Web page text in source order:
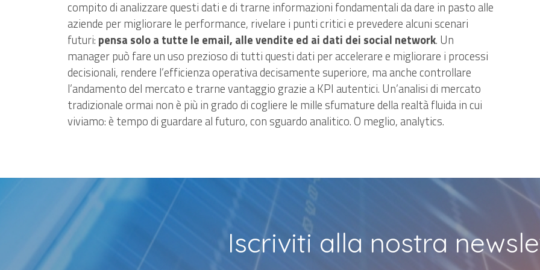
compito di analizzare questi dati e di trarne informazioni fondamentali da dare in pasto alle
aziende per migliorare le performance, rivelare i punti critici e prevedere alcuni scenari
futuri: pensa solo a tutte le email, alle vendite ed ai dati dei social network. Un
manager può fare un uso prezioso di tutti questi dati per accelerare e migliorare i processi
decisionali, rendere l’efficienza operativa decisamente superiore, ma anche controllare
l’andamento del mercato e trarne vantaggio grazie aKPI autentici. Un’analisi di mercato
tradizionale ormai non è più in grado di cogliere le mille sfumature della realtà fluida in cui
viviamo: è tempo di guardare al futuro, con sguardo analitico. O meglio, analytics.
Iscriviti alla nostra